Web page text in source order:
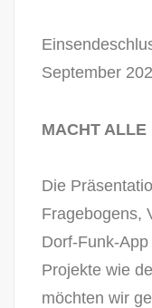
September
MACHT ALLE
Die
Fragebogens,
Dorf-Funk-
Projekte wie
möchten wir